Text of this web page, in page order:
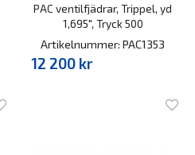
PAC ventilfjädrar, Trippel, yd
1,695", Tryck 500
Artikelnummer: PAC1353
12 200 kr